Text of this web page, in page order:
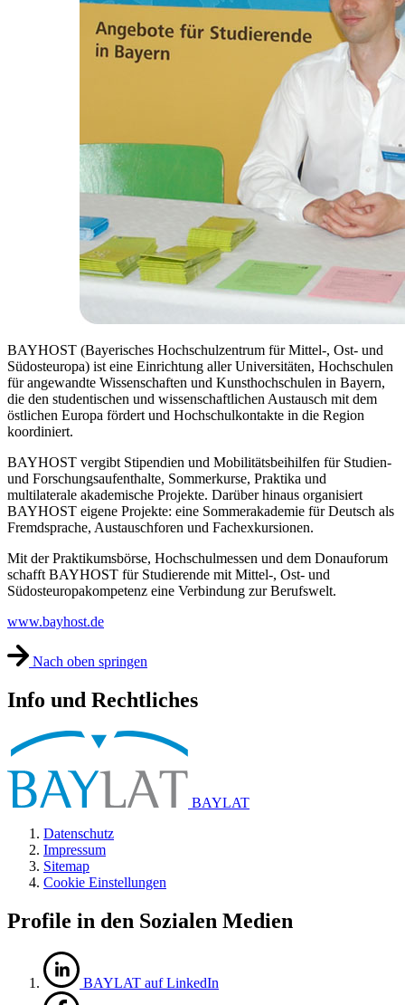
BAYHOST (Bayerisches Hochschulzentrum für Mittel-, Ost- und
Südosteuropa) ist eine Einrichtung aller Universitäten, Hochschulen
für angewandte Wissenschaften und Kunsthochschulen in Bayern,
die den studentischen und wissenschaftlichen Austausch mit dem
östlichen Europa fördert und Hochschulkontakte in die Region
koordiniert.
BAYHOST vergibt Stipendien und Mobilitätsbeihilfen für Studien-
und Forschungsaufenthalte, Sommerkurse, Praktika und
multilaterale akademische Projekte. Darüber hinaus organisiert
BAYHOST eigene Projekte: eine Sommerakademie für Deutsch als
Fremdsprache, Austauschforen und Fachexkursionen.
Mit der Praktikumsbörse, Hochschulmessen und dem Donauforum
schafft BAYHOST für Studierende mit Mittel-, Ost- und
Südosteuropakompetenz eine Verbindung zur Berufswelt.
www.bayhost.de
Nach oben springen
Info und Rechtliches
BAYLAT
Datenschutz
Impressum
Sitemap
Cookie Einstellungen
Profile in den Sozialen Medien
BAYLAT auf LinkedIn